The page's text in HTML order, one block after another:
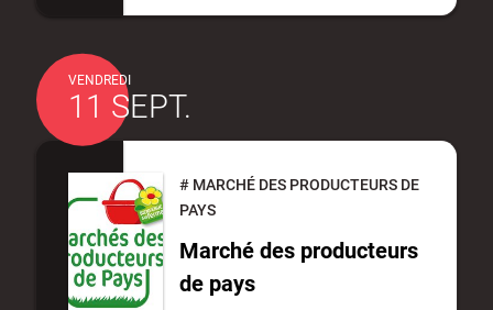
VENDREDI
11 SEPT.
# MARCHÉ DES PRODUCTEURS DE
PAYS
Marché des producteurs
de pays